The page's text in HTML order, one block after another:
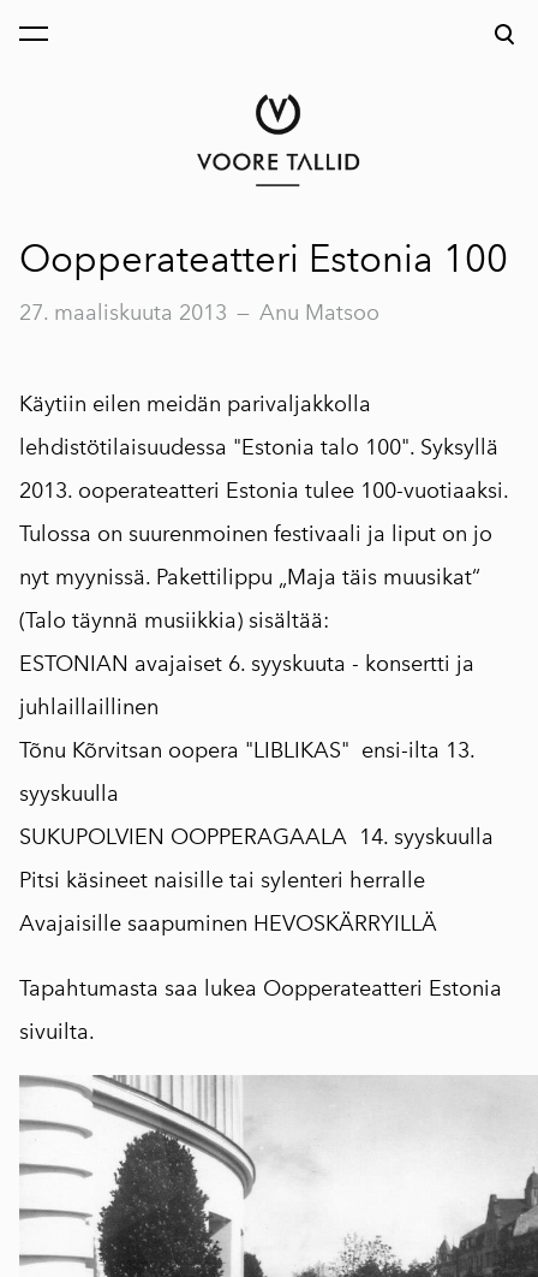
on lisätty ostoskoriin.
Oopperateatteri Estonia 100
27. maaliskuuta 2013 — Anu Matsoo
Käytiin eilen meidän parivaljakkolla
lehdistötilaisuudessa "Estonia talo 100". Syksyllä
2013. ooperateatteri Estonia tulee 100-vuotiaaksi.
Tulossa on suurenmoinen festivaali ja liput on jo
nyt myynissä. Pakettilippu „Maja täis muusikat“
(Talo täynnä musiikkia) sisältää:
ESTONIAN avajaiset 6. syyskuuta - konsertti ja
juhlaillaillinen
Tõnu Kõrvitsan oopera "LIBLIKAS" ensi-ilta 13.
syyskuulla
SUKUPOLVIEN OOPPERAGAALA 14. syyskuulla
Pitsi käsineet naisille tai sylenteri herralle
Avajaisille saapuminen HEVOSKÄRRYILLÄ
Tapahtumasta saa lukea Oopperateatteri Estonia
sivuilta.